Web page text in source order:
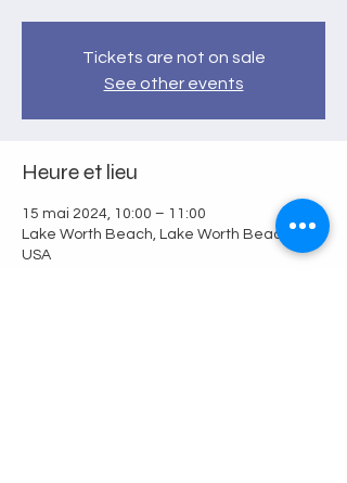
Tickets are not on sale
See other events
Heure et lieu
15 mai 2024, 10:00 – 11:00
Lake Worth Beach, Lake Worth Beach, FL,
USA